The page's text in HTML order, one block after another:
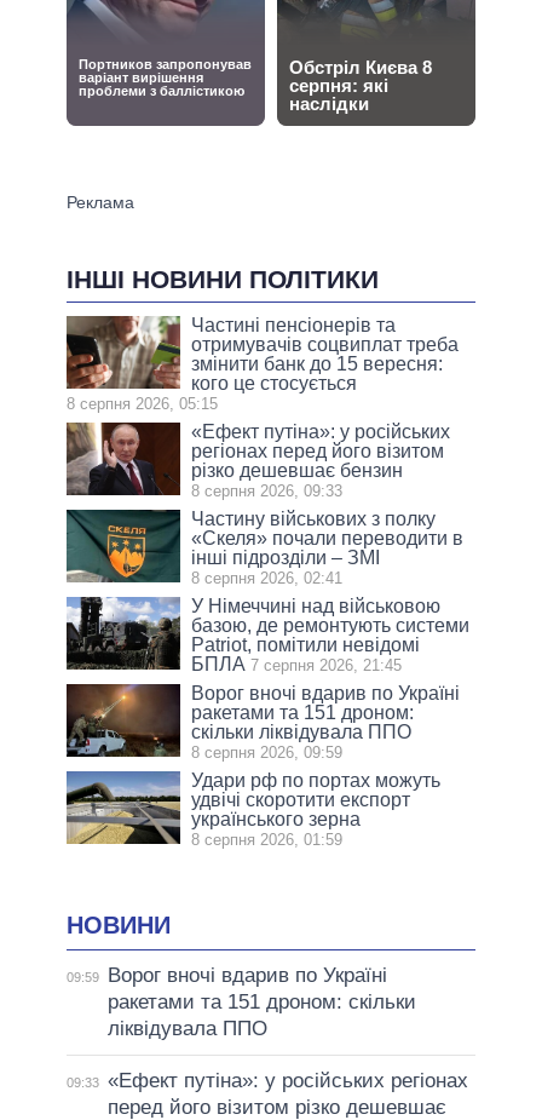
ІНШІ НОВИНИ ПОЛІТИКИ
Частині пенсіонерів та
отримувачів соцвиплат треба
змінити банк до 15 вересня:
кого це стосується
8 серпня 2026, 05:15
«Ефект путіна»: у російських
регіонах перед його візитом
різко дешевшає бензин
8 серпня 2026, 09:33
Частину військових з полку
«Скеля» почали переводити в
інші підрозділи – ЗМІ
8 серпня 2026, 02:41
У Німеччині над військовою
базою, де ремонтують системи
Patriot, помітили невідомі
БПЛА 7 серпня 2026, 21:45
Ворог вночі вдарив по Україні
ракетами та 151 дроном:
скільки ліквідувала ППО
8 серпня 2026, 09:59
Удари рф по портах можуть
удвічі скоротити експорт
українського зерна
8 серпня 2026, 01:59
НОВИНИ
09:59
Ворог вночі вдарив по Україні
ракетами та 151 дроном: скільки
ліквідувала ППО
09:33 «Ефект путіна»: у російських регіонах
перед його візитом різко дешевшає